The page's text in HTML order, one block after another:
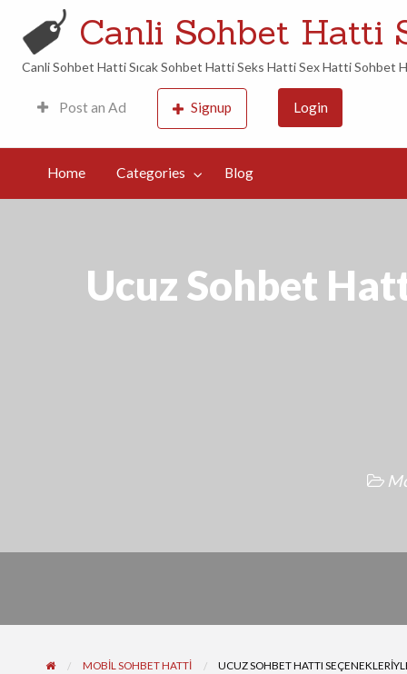
Canli Sohbet Hatti
Canli Sohbet Hatti Sıcak Sohbet Hatti Seks Hatti Sex Hatti Sohbet
Post an Ad Signup Login
Home Categories Blog
Ucuz Sohbet
MOBIL SOHBET HATTI UCUZ SOHBET HATTI